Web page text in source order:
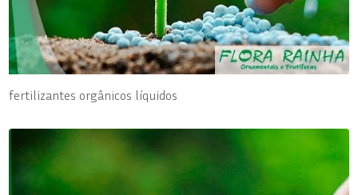
fertilizantes orgânicos líquidos